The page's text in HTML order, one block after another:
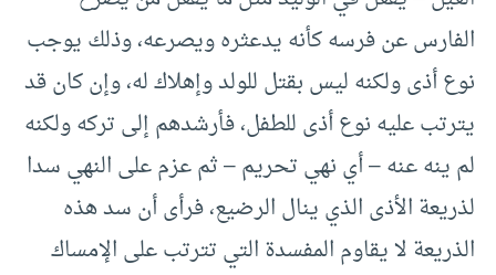
الفارس عن فرسه كأنه يدعثره ويصرعه، وذلك يوجب
نوع أذى ولكنه ليس بقتل للولد وإهلاك له، وإن كان قد
يترتب عليه نوع أذى للطفل، فأرشدهم إلى تركه ولكنه
لم ينه عنه – أي نهي تحريم – ثم عزم على النهي سدا
لذريعة الأذى الذي ينال الرضيع، فرأى أن سد هذه
الذريعة لا يقاوم المفسدة التي تترتب على الإمساك